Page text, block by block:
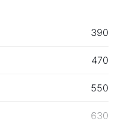
390
470
550
630